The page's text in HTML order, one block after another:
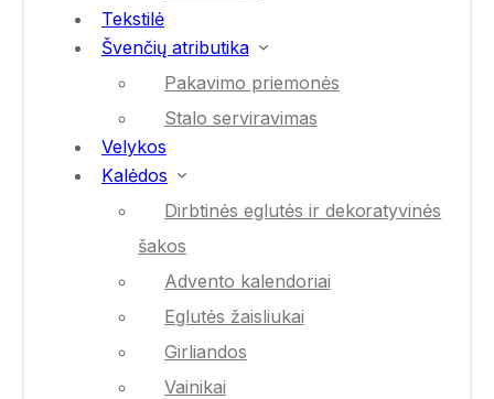
Tekstilė
Švenčių atributika
Pakavimo priemonės
Stalo serviravimas
Velykos
Kalėdos
Dirbtinės eglutės ir dekoratyvinės
šakos
Advento kalendoriai
Eglutės žaisliukai
Girliandos
Vainikai